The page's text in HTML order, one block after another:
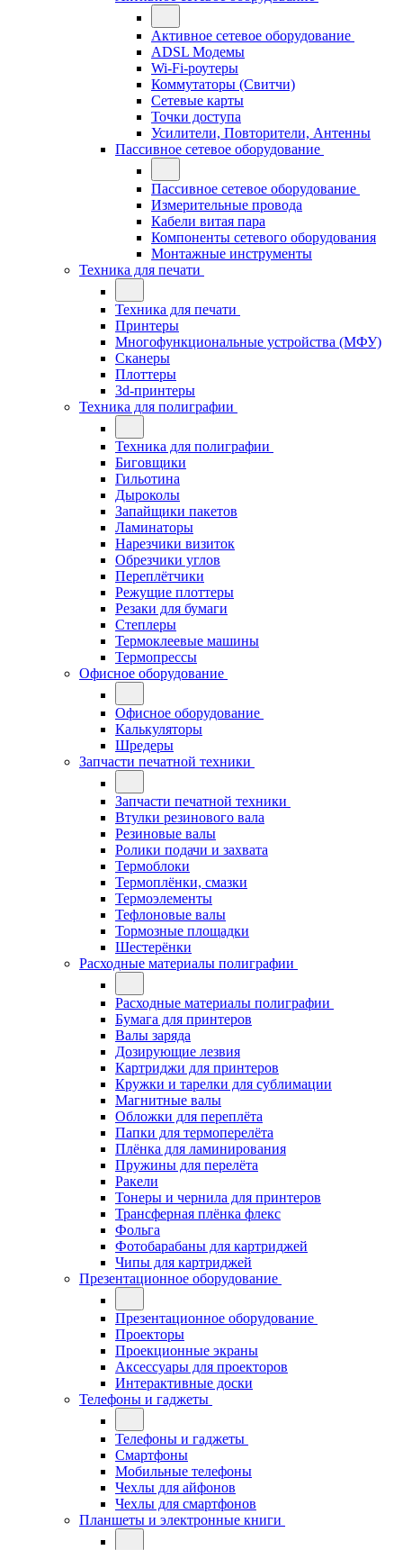
Активное сетевое оборудование
ADSL Модемы
Wi-Fi-роутеры
Коммутаторы (Свитчи)
Сетевые карты
Точки доступа
Усилители, Повторители, Антенны
Пассивное сетевое оборудование
Пассивное сетевое оборудование
Измерительные провода
Кабели витая пара
Компоненты сетевого оборудования
Монтажные инструменты
Техника для печати
Техника для печати
Принтеры
Многофункциональные устройства (МФУ)
Сканеры
Плоттеры
3d-принтеры
Техника для полиграфии
Техника для полиграфии
Биговщики
Гильотина
Дыроколы
Запайщики пакетов
Ламинаторы
Нарезчики визиток
Обрезчики углов
Переплётчики
Режущие плоттеры
Резаки для бумаги
Степлеры
Термоклеевые машины
Термопрессы
Офисное оборудование
Офисное оборудование
Калькуляторы
Шредеры
Запчасти печатной техники
Запчасти печатной техники
Втулки резинового вала
Резиновые валы
Ролики подачи и захвата
Термоблоки
Термоплёнки, смазки
Термоэлементы
Тефлоновые валы
Тормозные площадки
Шестерёнки
Расходные материалы полиграфии
Расходные материалы полиграфии
Бумага для принтеров
Валы заряда
Дозирующие лезвия
Картриджи для принтеров
Кружки и тарелки для сублимации
Магнитные валы
Обложки для переплёта
Папки для термоперелёта
Плёнка для ламинирования
Пружины для перелёта
Ракели
Тонеры и чернила для принтеров
Трансферная плёнка флекс
Фольга
Фотобарабаны для картриджей
Чипы для картриджей
Презентационное оборудование
Презентационное оборудование
Проекторы
Проекционные экраны
Аксессуары для проекторов
Интерактивные доски
Телефоны и гаджеты
Телефоны и гаджеты
Смартфоны
Мобильные телефоны
Чехлы для айфонов
Чехлы для смартфонов
Планшеты и электронные книги